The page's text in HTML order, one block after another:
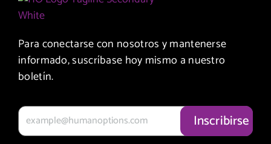
Para conectarse con nosotros y mantenerse
informado, suscríbase hoy mismo a nuestro
boletín.